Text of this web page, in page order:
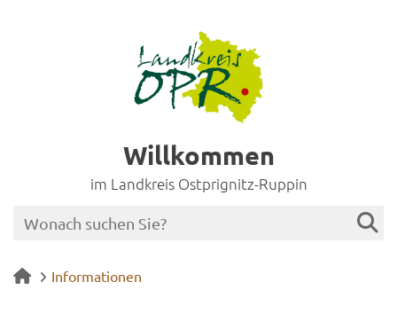
Willkommen
im Landkreis Ostprignitz-Ruppin
Informationen